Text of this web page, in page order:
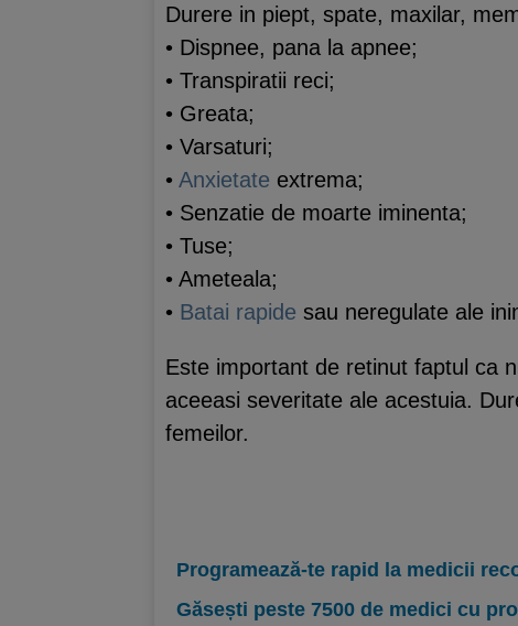
Durere in piept, spate, maxilar,
• Dispnee, pana la apnee;
• Transpiratii reci;
• Greata;
• Varsaturi;
• Anxietate extrema;
• Senzatie de moarte iminenta;
• Tuse;
• Ameteala;
• Batai rapide sau neregulate ale
Este important de retinut faptul ca
aceeasi severitate ale acestuia.
femeilor.
Programează-te rapid la medicii
Găsești peste 7500 de medici cu